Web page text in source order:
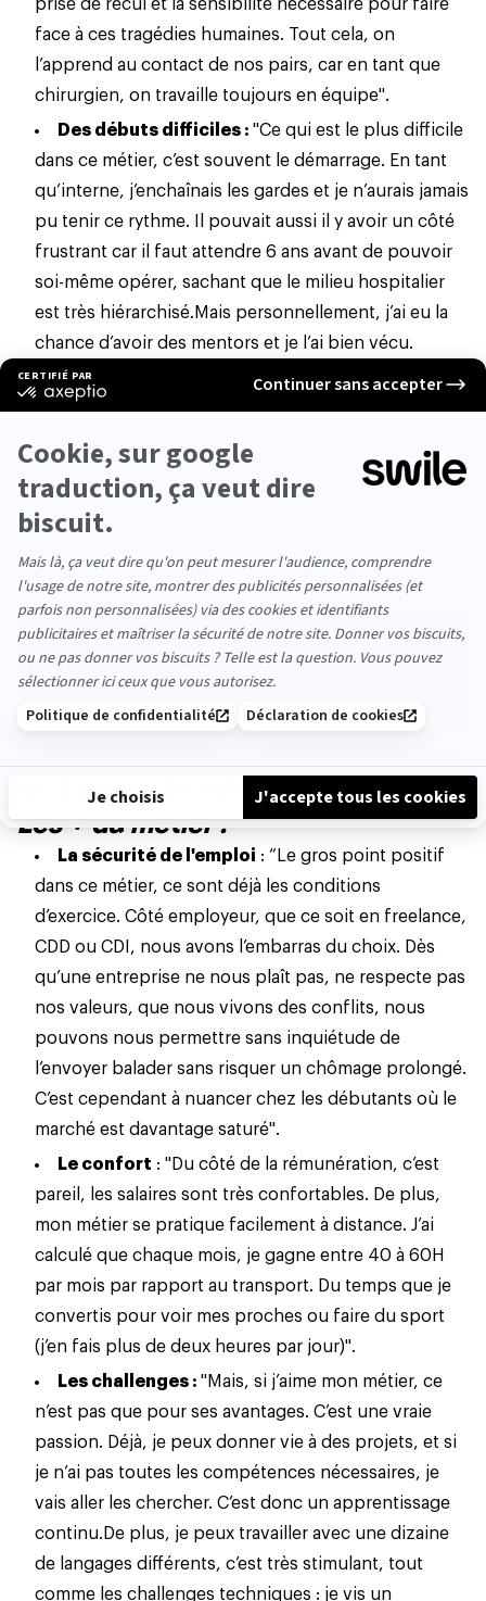
prise de recul et la sensibilité nécessaire pour faire
face à ces tragédies humaines. Tout cela, on
l’apprend au contact de nos pairs, car en tant que
chirurgien, on travaille toujours en équipe".
Des débuts difficiles : "Ce qui est le plus difficile
dans ce métier, c’est souvent le démarrage. En tant
qu’interne, j’enchaînais les gardes et je n’aurais jamais
pu tenir ce rythme. Il pouvait aussi il y avoir un côté
frustrant car il faut attendre 6 ans avant de pouvoir
soi-même opérer, sachant que le milieu hospitalier
est très hiérarchisé. Mais personnellement, j’ai eu la
chance d’avoir des mentors et je l’ai bien vécu.
Aujourd’hui, je fais certes des journées de 12H, mais
cela ne me pose pas de problèmes. Bien sûr, j’ai
j’avais exercé un autremétier
, mais je pense plutôt
en temps de qualité que quantité. Je n’ai pas la
sensation d’avoir tout sacrifié. Au final, je ne vois
que peu d’inconvénients à mon métier : je suis
totalement passionné !”
À lire aussi :C’est quoi votre métier de
rêve ?
de Sylvain, Développeur web
Les + du métier :
La sécurité de l'emploi : “Le gros point positif
dans ce métier, ce sont déjà les conditions
d’exercice. Côté employeur, que ce soit en freelance,
CDD ou CDI, nous avons l’embarras du choix. Dès
qu’une entreprise ne nous plaît pas, ne respecte pas
nos valeurs, que nous vivons des conflits, nous
pouvons nous permettre sans inquiétude de
l’envoyer balader sans risquer un chômage prolongé.
C’est cependant à nuancer chez les débutants où le
marché est davantage saturé".
Le confort : "Du côté de la rémunération, c’est
pareil, les salaires sont très confortables. De plus,
mon métier se pratique facilement à distance. J’ai
calculé que chaque mois, je gagne entre 40 à 60H
par mois par rapport au transport. Du temps que je
convertis pour voir mes proches ou faire du sport
(j’en fais plus de deux heures par jour)".
Les challenges : "Mais, si j’aime mon métier, ce
n’est pas que pour ses avantages. C’est une vraie
passion. Déjà, je peux donner vie à des projets, et si
je n’ai pas toutes les compétences nécessaires, je
vais aller les chercher. C’est donc un apprentissage
continu. De plus, je peux travailler avec une dizaine
de langages différents, c’est très stimulant, tout
comme les challenges techniques : je vis un